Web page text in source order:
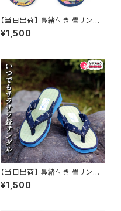
【当日出荷】 鼻緒付き 畳サンダ
ル 草履 レディース たたみ 日本
製 民芸品 福袋 tatamiw 痛くな
兼用 浴衣コーデ 夏祭り お祭り
おすすめ オシャレ
¥1,500
【当日出荷】 鼻緒付き 畳サンダ
ル 草履 メンズ たたみ 日本製
民芸品 福袋 tatamig 痛くない
¥1,500